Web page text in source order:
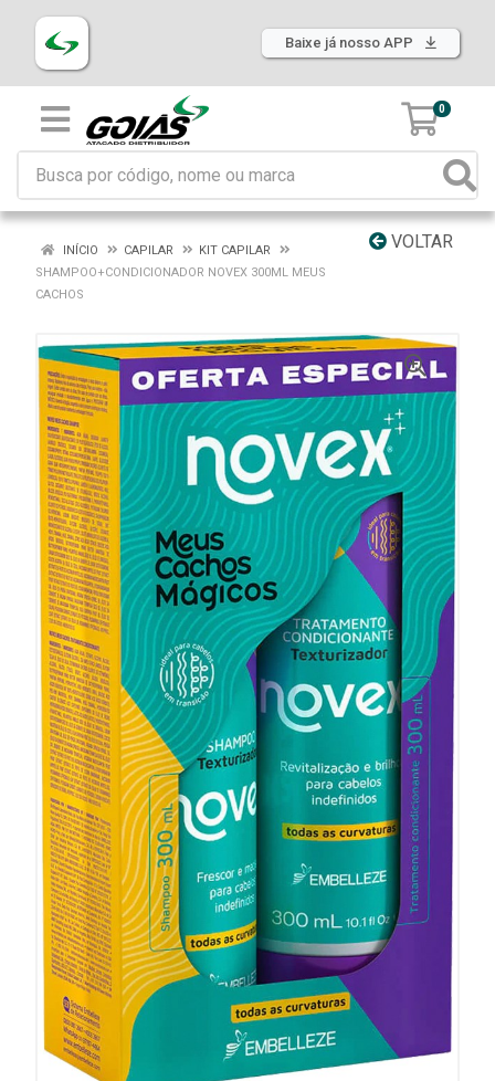
Baixe já nosso APP
0
VOLTAR
INÍCIO CAPILAR
KIT CAPILAR
SHAMPOO+CONDICIONADOR NOVEX 300ML MEUS
CACHOS